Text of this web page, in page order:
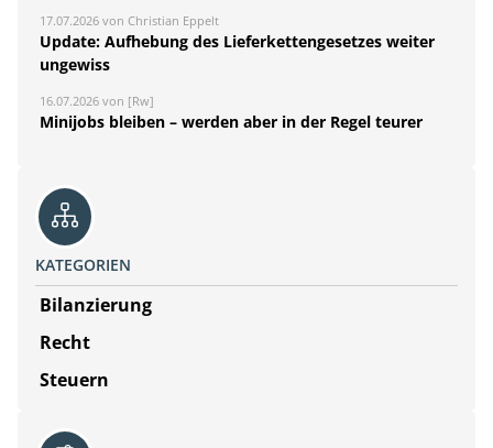
17.07.2026 von Christian Eppelt
Update: Aufhebung des Lieferkettengesetzes weiter
ungewiss
16.07.2026 von [Rw]
Minijobs bleiben – werden aber in der Regel teurer
KATEGORIEN
Bilanzierung
Recht
Steuern